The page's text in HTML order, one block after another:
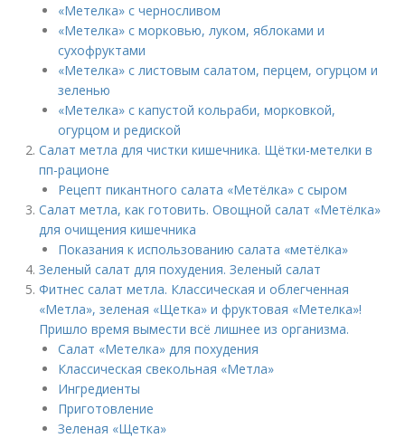
«Метелка» с черносливом
«Метелка» с морковью, луком, яблоками и
сухофруктами
«Метелка» с листовым салатом, перцем, огурцом и
зеленью
«Метелка» с капустой кольраби, морковкой,
огурцом и редиской
Салат метла для чистки кишечника. Щётки-метелки в
пп-рационе
Рецепт пикантного салата «Метёлка» с сыром
Салат метла, как готовить. Овощной салат «Метёлка»
для очищения кишечника
Показания к использованию салата «метёлка»
Зеленый салат для похудения. Зеленый салат
Фитнес салат метла. Классическая и облегченная
«Метла», зеленая «Щетка» и фруктовая «Метелка»!
Пришло время вымести всё лишнее из организма.
Салат «Метелка» для похудения
Классическая свекольная «Метла»
Ингредиенты
Приготовление
Зеленая «Щетка»